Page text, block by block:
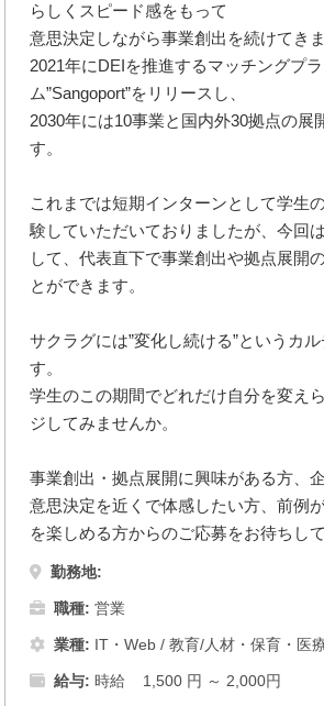
らしくスピード感をもって
意思決定しながら事業創出を続けてきま
2021年にDEIを推進するマッチングプ
ム”Sangoport”をリリースし、
2030年には10事業と国内外30拠点の展
す。
これまでは短期インターンとして学生
験していただいておりましたが、今回
して、代表直下で事業創出や拠点展開
とができます。
サクラグには”変化し続ける”というカ
す。
学生のこの期間でどれだけ自分を変え
ジしてみませんか。
事業創出・拠点展開に興味がある方、
意思決定を近くで体感したい方、前例
を楽しめる方からのご応募をお待ちし
勤務地:
職種: 営業
業種: IT・Web /教育/人材・保育・医
給与: 時給 1,500 円 ～ 2,000円